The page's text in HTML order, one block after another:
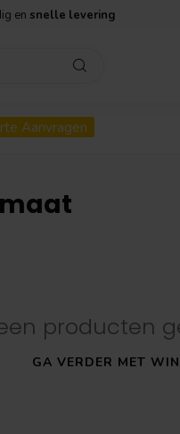
en snelle levering
Aanvragen
producten
GA VERDER MET